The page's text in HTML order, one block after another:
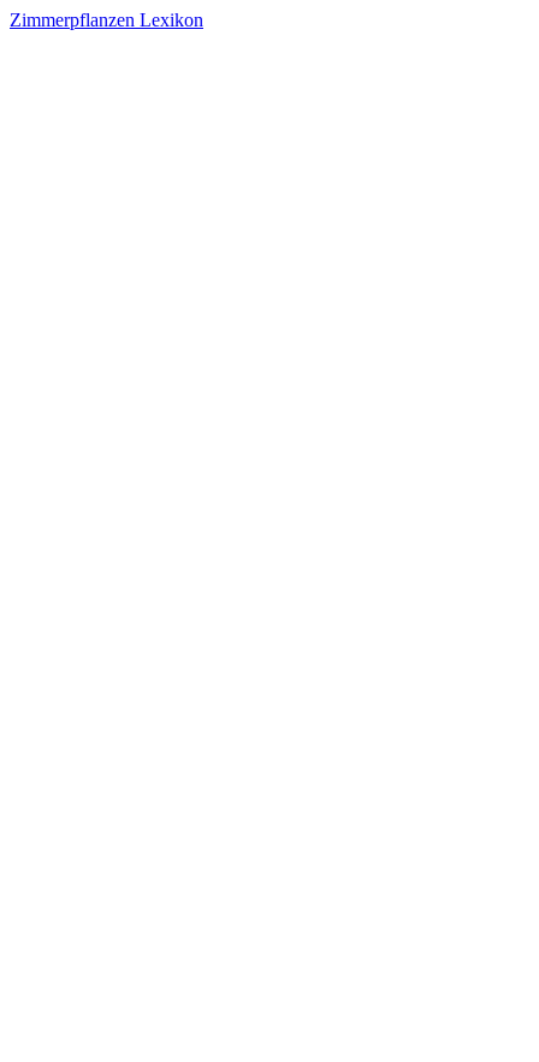
Zimmerpflanzen Lexikon